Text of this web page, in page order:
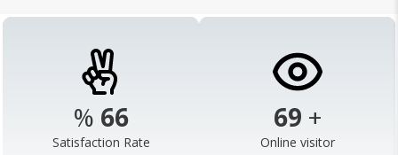
% 92
Satisfaction Rate
97 +
Online visitor